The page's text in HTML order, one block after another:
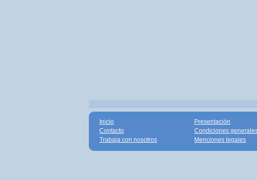
Inicio
Contacto
Trabaja con nosotros
Presentación
Condiciones
Menciones legales